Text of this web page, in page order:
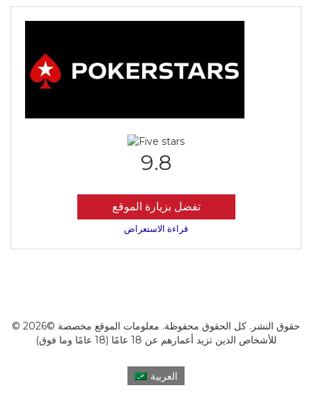
9.8
تفضل بزيارة الموقع
قراءة الاستعراض
© 2026© حقوق النشر. كل الحقوق محفوظة. معلومات الموقع مخصصة
للأشخاص الذين تزيد أعمارهم عن 18 عامًا (18 عامًا وما فوق)
العربية